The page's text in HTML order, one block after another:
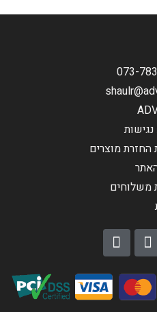
073-
החזרת מוצרים
משלוחים
אפס